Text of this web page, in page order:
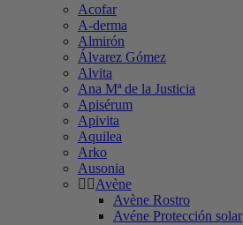
Acofar
A-derma
Almirón
Álvarez Gómez
Alvita
Ana Mª de la Justicia
Apisérum
Apivita
Aquilea
Arko
Ausonia
Avène
Avène Rostro
Avéne Protección solar